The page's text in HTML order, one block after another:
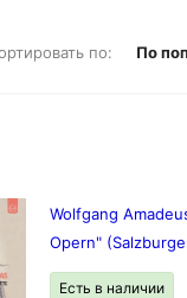
по: По
Wolfgang
Opern"
Есть в наличии